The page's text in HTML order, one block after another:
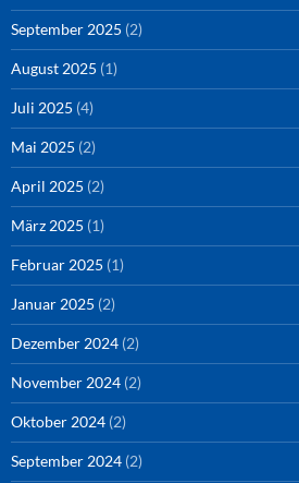
September 2025 (2)
August 2025 (1)
Juli 2025 (4)
Mai 2025 (2)
April 2025 (2)
März 2025 (1)
Februar 2025 (1)
Januar 2025 (2)
Dezember 2024 (2)
November 2024 (2)
Oktober 2024 (2)
September 2024 (2)